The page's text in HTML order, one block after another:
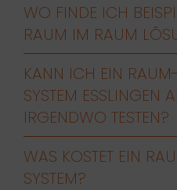
WO FINDE ICH
RAUM IM RAUM
KANN ICH EIN
SYSTEM ESSLINGEN
IRGENDWO TESTEN?
WAS KOSTET EIN
SYSTEM?